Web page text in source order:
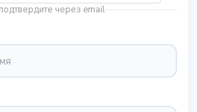
через email